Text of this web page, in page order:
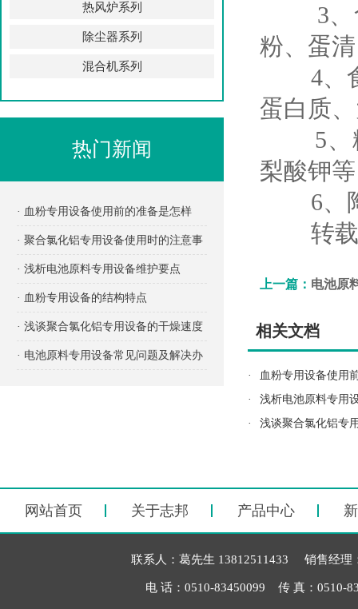
热风炉系列
除尘器系列
混合机系列
热门新闻
· 血粉专用设备使用前的准备是怎样
的？
· 聚合氯化铝专用设备使用时的注意事
项有哪些？
· 浅析电池原料专用设备维护要点
· 血粉专用设备的结构特点
· 浅谈聚合氯化铝专用设备的干燥速度
· 电池原料专用设备常见问题及解决办
3、食
粉、蛋
4、食
蛋白质
5、糖
梨酸钾
6、陶
转载
上一篇： 电池原
相关文档
·
血粉专用设备使用
·
浅析电池原料专用
·
浅谈聚合氯化铝专
网站首页 关于志邦 产品中心
联系人：葛先生 13812511433 销售经理
电 话：0510-83450099 传 真：0510-